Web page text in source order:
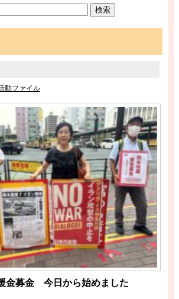
動ファイル
金募金 今日から始めました